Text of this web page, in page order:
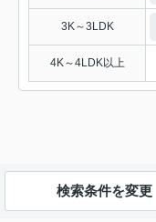
3K～3LDK
4K～4LDK以上
検索条件を変更